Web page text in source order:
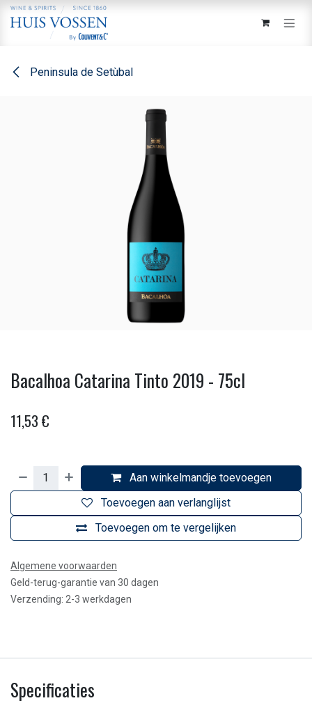
Overslaan naar inhoud
Peninsula de Setùbal
Bacalhoa Catarina Tinto 2019 - 75cl
11,53 €
Aan winkelmandje toevoegen
Toevoegen om te vergelijken
Toevoegen aan verlanglijst
Algemene voorwaarden
Geld-terug-garantie van 30 dagen
Verzending: 2-3 werkdagen
Specificaties